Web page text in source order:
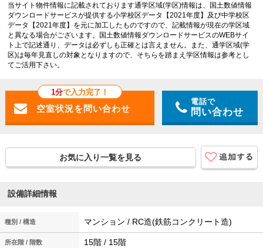
当サイト物件情報に記載されております通学区域(学区)情報は、国土数値情報
ダウンロードサービスが提供する小学校区データ【2021年度】及び中学校区
データ【2021年度】を元に加工したものですので、記載情報が現在の学区域
と異なる場合がございます。国土数値情報ダウンロードサービスのWEBサイ
ト上で記述通り、データは必ずしも正確とは言えません。また、通学区域(学
区)は毎年見直しの対象となりますので、そちらを踏まえ学区情報は参考とし
てご活用下さい。
1分で入力完了！
電話で
問い合わせ
お気に入り一覧を見る
設備詳細情報
種別 / 構造 マンション / RC造(鉄筋コンクリート造)
所在階 / 階数 15階 / 15階